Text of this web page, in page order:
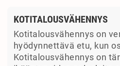
KOTITALOUSVÄHENNYS
Kotitalousvähennys on
hyödynnettävä etu, kun
Kotitalousvähennys on